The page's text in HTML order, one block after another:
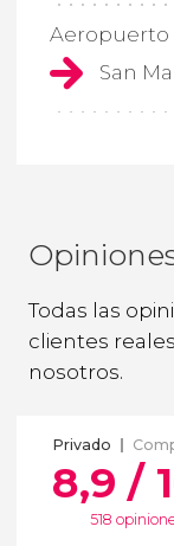
Aeropuerto
San
Todas las
clientes
nosotros.
Privado
8,9 /
518